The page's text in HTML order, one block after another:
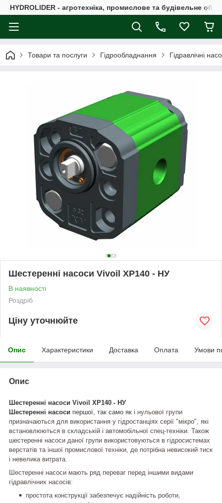
HYDROLIDER - агротехніка, промислове та будівельне
Товари та послуги Гідрообладнання Гідравлічні
Шестеренні насоси Vivoil XP140 - НУ
В наявності
Роздріб
Ціну уточнюйте
Опис Характеристики Доставка Оплата Умови
Опис
Шестеренні насоси Vivoil XP140 - НУ
Шестеренні насоси першої, так само як і нульової групи
призначаються для використання у гідростанціях серії "мікро", які
встановлюються в складській і автомобільної спец-техніки. Також
шестеренні насоси даної групи використовуються в гідросистемах
верстатів та іншої промислової техніки, де потрібна невисокий тиск
і невелика витрата.
Шестеренні насоси мають ряд переваг перед іншими видами
гідравлічних насосів:
простота конструкції забезпечує надійність роботи,